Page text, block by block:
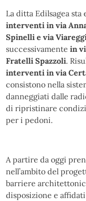
La ditta Edilsagea sta
interventi in via
Spinelli e via
successivamente in
Fratelli Spazzoli.
interventi in via
consistono nella
danneggiati dalle
di ripristinare
per i pedoni.
A partire da oggi
nell’ambito del
barriere
disposizione e